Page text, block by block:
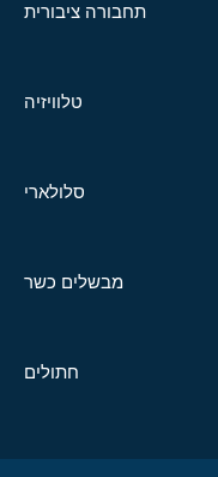
תחבורה ציבורית
טלוויזיה
סלולארי
מבשלים כשר
חתולים